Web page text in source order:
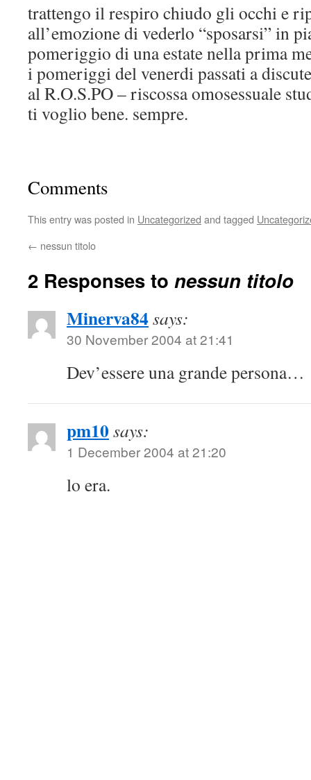
trattengo il respiro chiudo gli occhi e
all’emozione di vederlo “sposarsi” in
pomeriggio di una estate nella prima
i pomeriggi del venerdi passati a
al R.O.S.PO – riscossa omosessuale
ti voglio bene. sempre.
Comments
This entry was posted in Uncategorized and tagged
← nessun titolo
2 Responses to nessun titolo
Minerva84says:
30 November 2004 at 21:41
Dev’essere una grande persona…
pm10says:
1 December 2004 at 21:20
lo era.